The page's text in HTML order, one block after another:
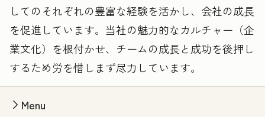
してのそれぞれの豊富な経験を活かし、会社の成長
を促進しています。当社の魅力的なカルチャー（企
業文化）を根付かせ、チームの成長と成功を後押し
するため労を惜しまず尽力しています。
Menu